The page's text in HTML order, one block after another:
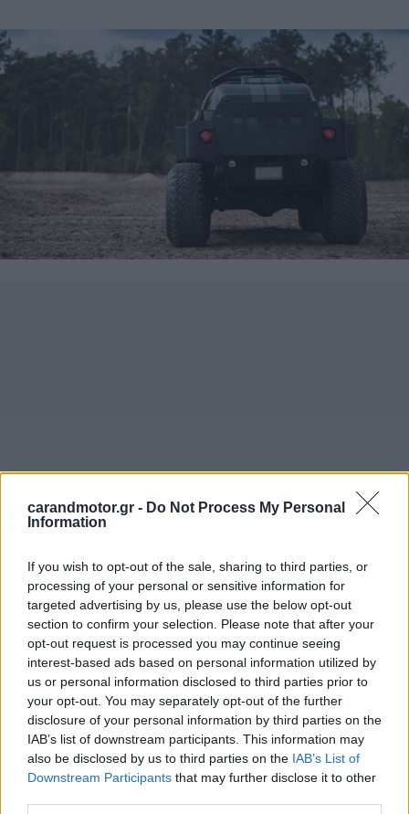
carandmotor.gr - Do Not Process My Personal
Information
If you wish to opt-out of the sale, sharing to third parties, or
processing of your personal or sensitive information for
targeted advertising by us, please use the below opt-out
section to confirm your selection. Please note that after your
opt-out request is processed you may continue seeing
interest-based ads based on personal information utilized by
us or personal information disclosed to third parties prior to
your opt-out. You may separately opt-out of the further
disclosure of your personal information by third parties on the
IAB’s list of downstream participants. This information may
also be disclosed by us to third parties on the IAB’s List of
Downstream Participants that may further disclose it to other